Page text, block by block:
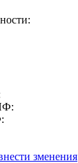
зменения